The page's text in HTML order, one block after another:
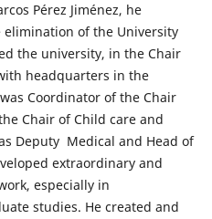
Pérez Jiménez, he
of the University
the university, in the Chair
headquarters in the
Coordinator of the Chair
Chair of Child care and
Deputy Medical and Head of
extraordinary and
especially in
studies. He created and